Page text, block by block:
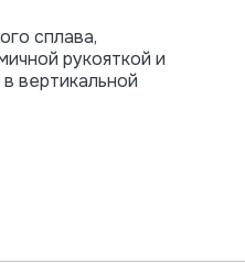
сплава,
рукояткой и
вертикальной